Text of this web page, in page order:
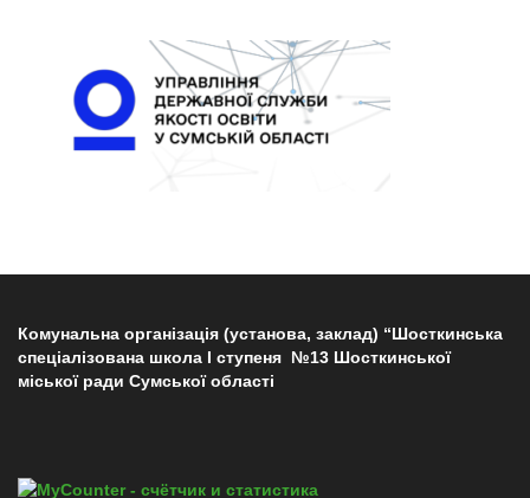
Комунальна організація (установа, заклад) “Шосткинська
спеціалізована школа І ступеня №13 Шосткинської
міської ради Сумської області